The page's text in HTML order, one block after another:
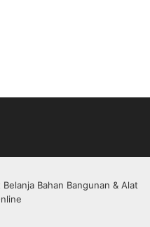
Bahan Bangunan & Alat